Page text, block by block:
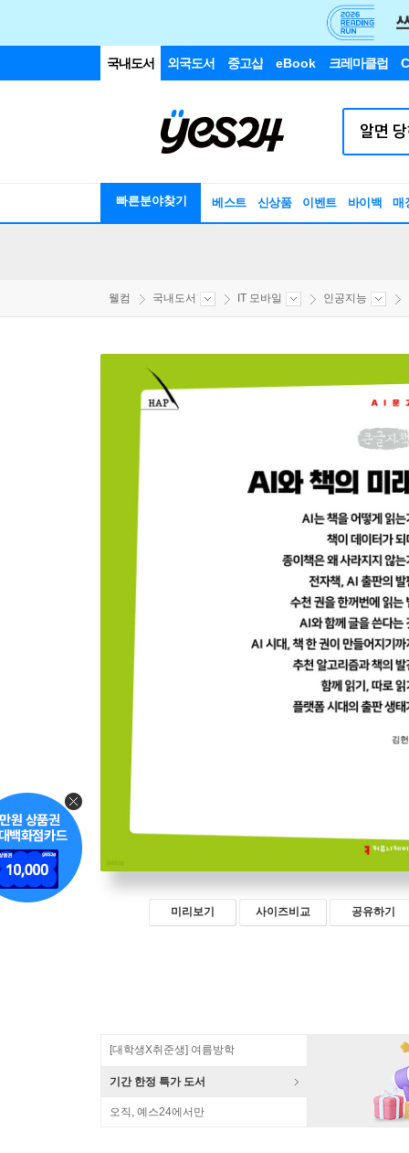
국내도서 외국도서 중고샵 eBook 크레마클럽
빠른분야찾기 베스트 신상품 이벤트 바이백 매
웰컴 국내도서 IT 모바일 인공지능
미리보기 사이즈비교 공유하기
[대학생X취준생] 여름방학
기간 한정 특가 도서
오직, 예스24에서만